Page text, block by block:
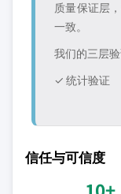
质量保证层
一致。
我们的三层
✓ 统计验证
信任与可信度